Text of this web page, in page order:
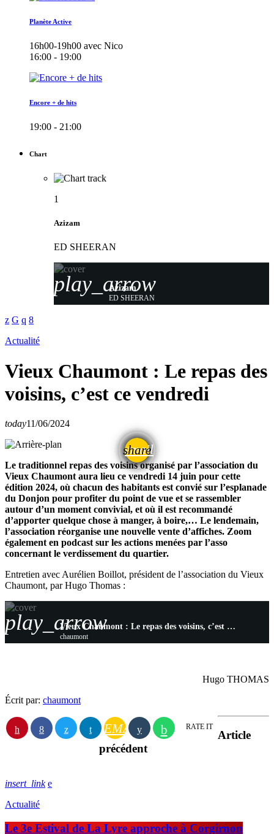
Planète Active
16h00-19h00 avec Nico
16:00 - 19:00
Encore + de hits
19:00 - 21:00
Chart
1
Azizam
ED SHEERAN
play_arrow
Azizam
ED SHEERAN
Actualité
Vieux Chaumont : Le repas des
voisins, c’est ce vendredi
today11/06/2024
share
email
Le traditionnel repas des voisins organisé par l’association du
Vieux Chaumont aura lieu ce vendredi 14 juin pour cette
édition 2024, où chacun des habitants est convié sur l’esplanade
du Donjon pour profiter du point de vue et se rassembler
autour d’un moment convivial, et où il est recommandé
d’apporter quelque chose à manger, à boire,… Le lendemain,
l’association réorganise une nouvelle vente d’affiches. Zoom
également en podcast sur les actions menées par l’asso
concernant le verdissement du quartier.
Entretien avec Aurélien Boillot, président de l’association du Vieux
Chaumont, par Hugo Thomas :
play_arrow Vieux Chaumont : Le repas des voisins, c’est ce vendredi
chaumont
Hugo THOMAS
Écrit par: chaumont
EMAIL RATE IT
Article
précédent
insert_link
Actualité
Le 3e Estival de La Lyre approche à Corgirnon